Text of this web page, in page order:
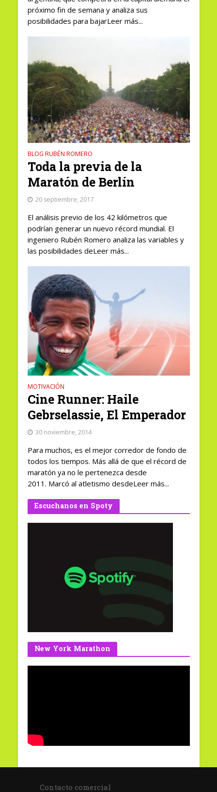
próximo fin de semana y analiza sus
posibilidades para bajarLeer más...
BLOG RUBÉN ROMERO
Toda la previa de la
Maratón de Berlín
20 septiembre, 2017
El análisis previo de los 42 kilómetros que
podrían generar un nuevo récord mundial. El
ingeniero Rubén Romero analiza las variables y
las posibilidades deLeer más...
MOTIVACIÓN
Cine Runner: Haile
Gebrselassie, El Emperador
30 noviembre, 2014
Para muchos, es el mejor corredor de fondo de
todos los tiempos. Más allá de que el récord de
maratón ya no le pertenezca desde
2011. Marcó al atletismo desdeLeer más...
Escuchanos en Spoty
New York Marathon
Contacto comercial